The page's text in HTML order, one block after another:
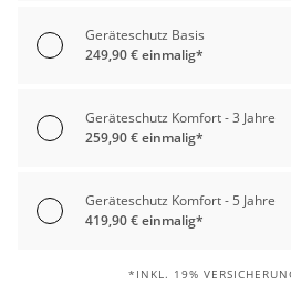
Geräteschutz Basis
249,90 € einmalig*
Geräteschutz Komfort - 3 Jahre
259,90 € einmalig*
Geräteschutz Komfort - 5 Jahre
419,90 € einmalig*
*INKL. 19%